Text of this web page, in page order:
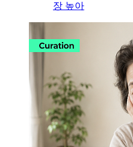
장 높아